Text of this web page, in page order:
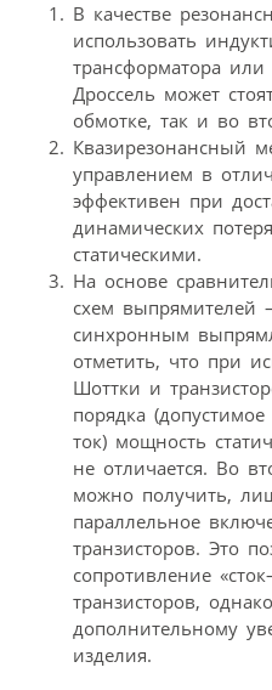
В качестве
использовать
трансформатора
Дроссель может
обмотке, так и во
Квазирезонансный
управлением в
эффективен при
динамических
статическими.
На основе
схем
синхронным
отметить, что при
Шоттки и
порядка
ток) мощность
не отличается. Во
можно получить,
параллельное
транзисторов. Это
сопротивление
транзисторов,
дополнительному
изделия.